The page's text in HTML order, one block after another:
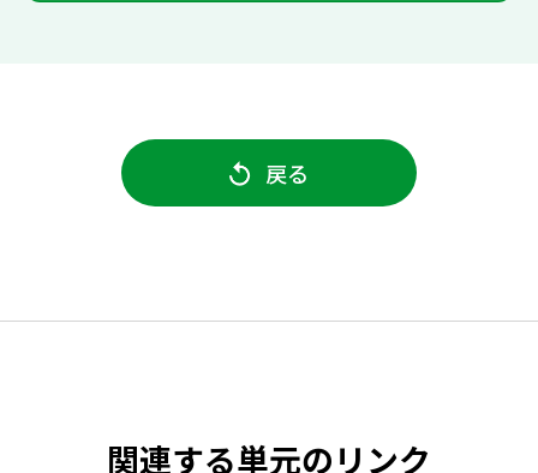
戻る
関連する単元のリンク